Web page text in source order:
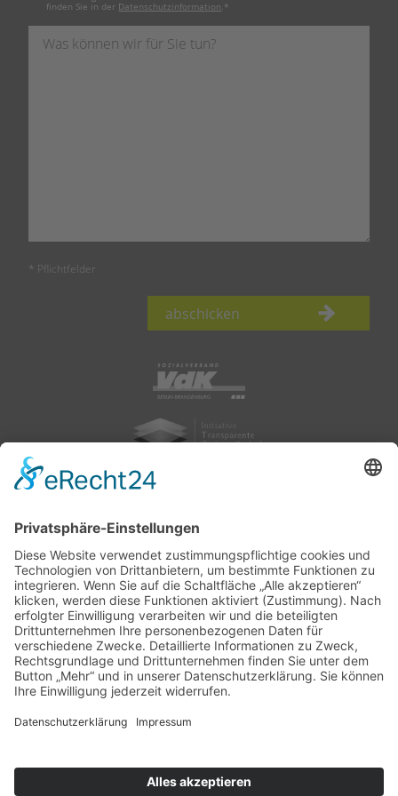
finden Sie in der Datenschutzinformation. *
* Pflichtfelder
abschicken
Impressum|Datenschutz